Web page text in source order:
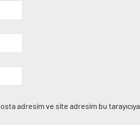
adresim ve site adresim bu tarayıcıya